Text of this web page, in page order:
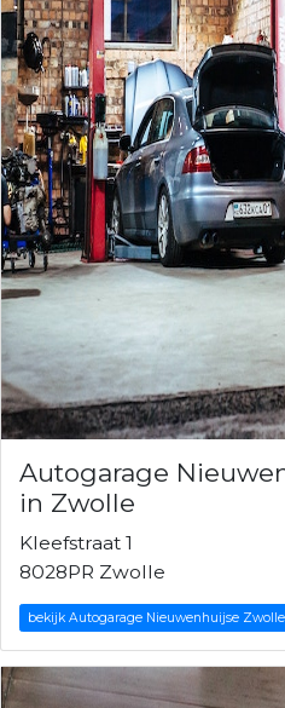
Autogarage
in Zwolle
Kleefstraat 1
8028PR Zwolle
bekijk Autogarage Nieuwenhuijse